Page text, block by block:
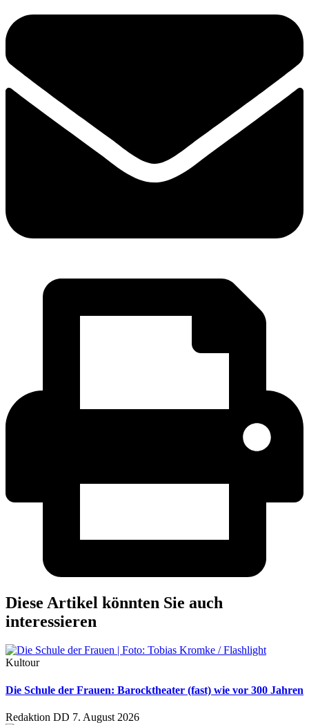
Diese Artikel könnten Sie auch
interessieren
Kultour
Die Schule der Frauen: Barocktheater (fast) wie vor 300 Jahren
Redaktion DD 7. August 2026